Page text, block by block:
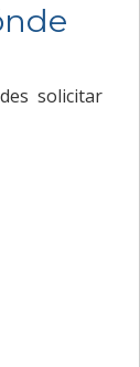
solicitar